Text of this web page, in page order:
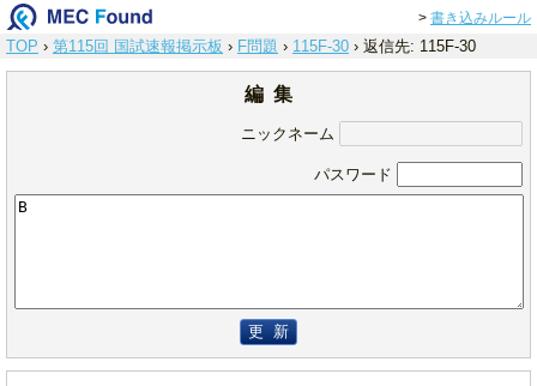
> 書き込みルール
TOP › 第115回 国試速報掲示板 › F問題 › 115F-30 › 返信先: 115F-30
編 集
ニックネーム
パスワード
更 新